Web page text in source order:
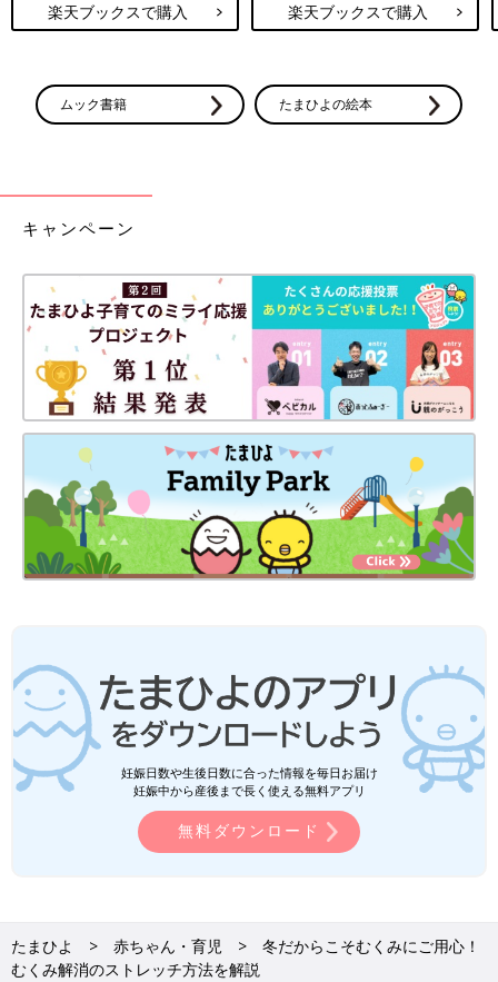
楽天ブックスで購入 楽天ブックスで購入
ムック書籍 たまひよの絵本
キャンペーン
妊娠日数や生後日数に合った情報を毎日お届け
妊娠中から産後まで長く使える無料アプリ
無料ダウンロード
たまひよ 赤ちゃん・育児
冬だからこそむくみにご用心！
むくみ解消のストレッチ方法を解説